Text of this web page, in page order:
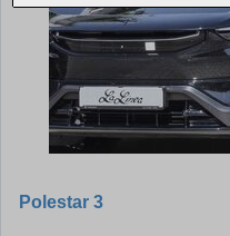
Polestar 3